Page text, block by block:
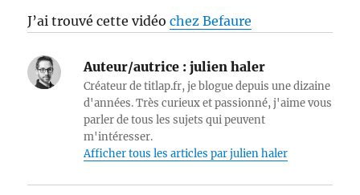
J’ai trouvé cette vidéochez Befaure
Auteur/autrice : julien haler
Créateur de titlap.fr, je blogue depuis une dizaine
d'années. Très curieux et passionné, j'aime vous
parler de tous les sujets qui peuvent
m'intéresser.
Afficher tous les articles par julien haler